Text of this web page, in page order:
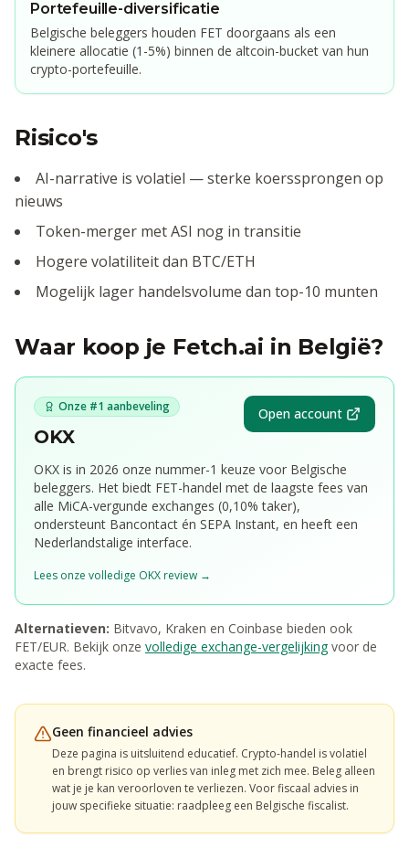
Portefeuille-diversificatie
Belgische beleggers houden FET doorgaans als een
kleinere allocatie (1-5%) binnen de altcoin-bucket van hun
crypto-portefeuille.
Risico's
AI-narrative is volatiel — sterke koerssprongen op
nieuws
Token-merger met ASI nog in transitie
Hogere volatiliteit dan BTC/ETH
Mogelijk lager handelsvolume dan top-10 munten
Waar koop je Fetch.ai in België?
Onze #1 aanbeveling
OKX
Open account
OKX is in 2026 onze nummer-1 keuze voor Belgische
beleggers. Het biedt FET-handel met de laagste fees van
alle MiCA-vergunde exchanges (0,10% taker),
ondersteunt Bancontact én SEPA Instant, en heeft een
Nederlandstalige interface.
Lees onze volledige OKX review →
Alternatieven: Bitvavo, Kraken en Coinbase bieden ook
FET/EUR. Bekijk onze volledige exchange-vergelijking voor de
exacte fees.
Geen financieel advies
Deze pagina is uitsluitend educatief. Crypto-handel is volatiel
en brengt risico op verlies van inleg met zich mee. Beleg alleen
wat je je kan veroorloven te verliezen. Voor fiscaal advies in
jouw specifieke situatie: raadpleeg een Belgische fiscalist.